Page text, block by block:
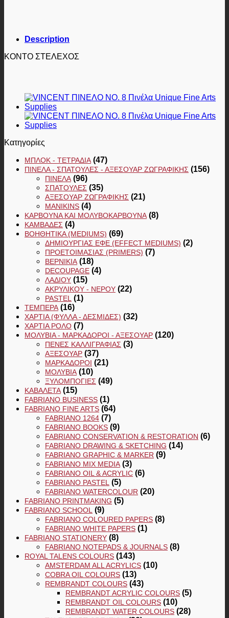
Description
ΚΟΝΤΟ ΣΤΕΛΕΧΟΣ
Κατηγορίες
ΜΠΛΟΚ - ΤΕΤΡΆΔΙΑ (47)
ΠΙΝΈΛΑ - ΣΠΆΤΟΥΛΕΣ - ΑΞΕΣΟΥΆΡ ΖΩΓΡΑΦΙΚΉΣ (156)
ΠΙΝΈΛΑ (96)
ΣΠΆΤΟΥΛΕΣ (35)
ΑΞΕΣΟΥΆΡ ΖΩΓΡΑΦΙΚΉΣ (21)
MANIKINS (4)
ΚΆΡΒΟΥΝΑ ΚΑΙ ΜΟΛΥΒΟΚΆΡΒΟΥΝΑ (8)
ΚΑΜΒΆΔΕΣ (4)
ΒΟΗΘΗΤΙΚΆ (MEDIUMS) (69)
ΔΗΜΙΟΥΡΓΊΑΣ ΕΦΈ (EFFECT MEDIUMS) (2)
ΠΡΟΕΤΟΙΜΑΣΊΑΣ (PRIMERS) (7)
ΒΕΡΝΊΚΙΑ (18)
DECOUPAGE (4)
ΛΑΔΙΟΎ (15)
ΑΚΡΥΛΙΚΟΎ - ΝΕΡΟΎ (22)
PASTEL (1)
ΤΈΜΠΕΡΑ (16)
ΧΑΡΤΙΆ (ΦΎΛΛΑ - ΔΕΣΜΊΔΕΣ) (32)
ΧΑΡΤΙΆ ΡΟΛΌ (7)
ΜΟΛΎΒΙΑ - ΜΑΡΚΑΔΌΡΟΙ - ΑΞΕΣΟΥΆΡ (120)
ΠΈΝΕΣ ΚΑΛΛΙΓΡΑΦΊΑΣ (3)
ΑΞΕΣΟΥΆΡ (37)
ΜΑΡΚΑΔΌΡΟΙ (21)
ΜΟΛΎΒΙΑ (10)
ΞΥΛΟΜΠΟΓΙΈΣ (49)
ΚΑΒΑΛΈΤΑ (15)
FABRIANO BUSINESS (1)
FABRIANO FINE ARTS (64)
FABRIANO 1264 (7)
FABRIANO BOOKS (9)
FABRIANO CONSERVATION & RESTORATION (6)
FABRIANO DRAWING & SKETCHING (14)
FABRIANO GRAPHIC & MARKER (9)
FABRIANO MIX MEDIA (3)
FABRIANO OIL & ACRYLIC (6)
FABRIANO PASTEL (5)
FABRIANO WATERCOLOUR (20)
FABRIANO PRINTMAKING (5)
FABRIANO SCHOOL (9)
FABRIANO COLOURED PAPERS (8)
FABRIANO WHITE PAPERS (1)
FABRIANO STATIONERY (8)
FABRIANO NOTEPADS & JOURNALS (8)
ROYAL TALENS COLOURS (143)
AMSTERDAM ALL ACRYLICS (10)
COBRA OIL COLOURS (13)
REMBRANDT COLOURS (43)
REMBRANDT ACRYLIC COLOURS (5)
REMBRANDT OIL COLOURS (10)
REMBRANDT WATER COLOURS (28)